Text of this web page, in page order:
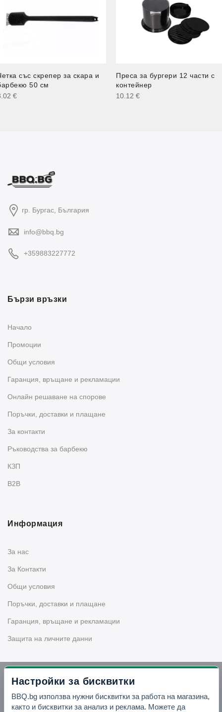
със скрепер за скара и
50 см
€
Преса за бургери 12 части с
контейнер
10.12 €
гр. Бургас, България
info@bbq.bg
+359883227772
Бързи връзки
Начало
Промоции
Общи условия
Гаранция, връщане и рекламации
Oнлайн решаване на спорове
Поръчки, доставки и плащане
За контакти
Ръководства за барбекю
КЗП
B2B
Информация
За нас
За Контакти
Общи условия
Поръчки, доставки и плащане
Гаранция, връщане и рекламации
Защита на личните данни
Бюлетин
Запишете се за нашия бюлетин
Настройки за бисквитки
BBQ.bg използва нужни бисквитки за работа на магазина,
както и бисквитки за анализ и реклама. Можете да